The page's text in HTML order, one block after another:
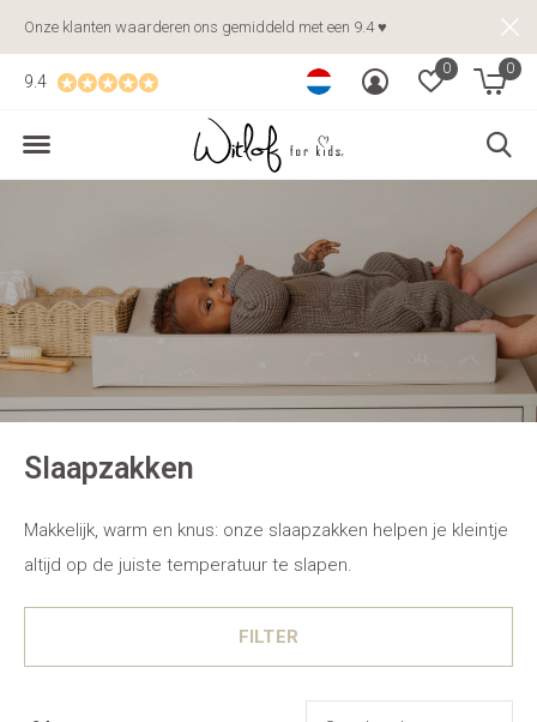
0 0
9.4
Onze klanten waarderen ons gemiddeld met een 9.4 ♥
Slaapzakken
Makkelijk, warm en knus: onze slaapzakken helpen je kleintje
altijd op de juiste temperatuur te slapen.
FILTER